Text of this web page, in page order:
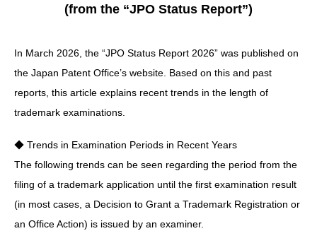
(from the “JPO Status Report”)
In March 2026, the “JPO Status Report 2026” was published on
the Japan Patent Office’s website. Based on this and past
reports, this article explains recent trends in the length of
trademark examinations.
◆ Trends in Examination Periods in Recent Years
The following trends can be seen regarding the period from the
filing of a trademark application until the first examination result
(in most cases, a Decision to Grant a Trademark Registration or
an Office Action) is issued by an examiner.